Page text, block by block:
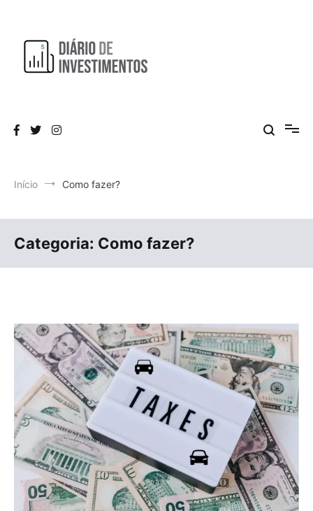
conteúdo
Início Como fazer?
Categoria: Como fazer?